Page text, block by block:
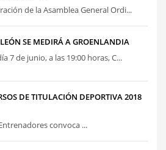
de la Asamblea General Ordi...
SE MEDIRÁ A GROENLANDIA
7 de junio, a las 19:00 horas, C...
DE TITULACIÓN DEPORTIVA 2018
convoca ...